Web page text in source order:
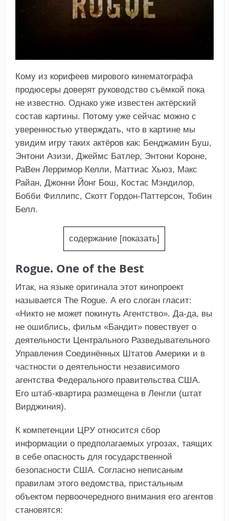
Кому из корифеев мирового кинематографа
продюсеры доверят руководство съёмкой пока
не известно. Однако уже известен актёрский
состав картины. Потому уже сейчас можно с
уверенностью утверждать, что в картине мы
увидим игру таких актёров как: Бенджамин Буш,
Энтони Азизи, Джеймс Батлер, Энтони Короне,
РаВен Лерримор Келли, Маттиас Хьюз, Макс
Райан, Джонни Йонг Бош, Костас Мэндилор,
Бобби Филлипс, Скотт Гордон-Паттерсон, Тобин
Белл.
содержание [показать]
Rogue. One of the Best
Итак, на языке оригинала этот кинопроект
называется The Rogue. А его слоган гласит:
«Никто не может покинуть Агентство». Да-да, вы
не ошиблись, фильм «Бандит» повествует о
деятельности Центрального Разведывательного
Управления Соединённых Штатов Америки и в
частности о деятельности независимого
агентства Федерального правительства США.
Его штаб-квартира размещена в Ленгли (штат
Вирджиния).
К компетенции ЦРУ относится сбор
информации о предполагаемых угрозах, таящих
в себе опасность для государственной
безопасности США. Согласно неписаным
правилам этого ведомства, пристальным
объектом первоочередного внимания его агентов
становятся: